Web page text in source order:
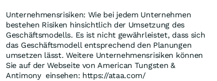
Unternehmensrisiken: Wie bei jedem Unternehmen
bestehen Risiken hinsichtlich der Umsetzung des
Geschäftsmodells. Es ist nicht gewährleistet, dass sich
das Geschäftsmodell entsprechend den Planungen
umsetzen lässt. Weitere Unternehmensrisiken können
Sie auf der Webseite von American Tungsten &
Antimony einsehen: https://ataa.com/